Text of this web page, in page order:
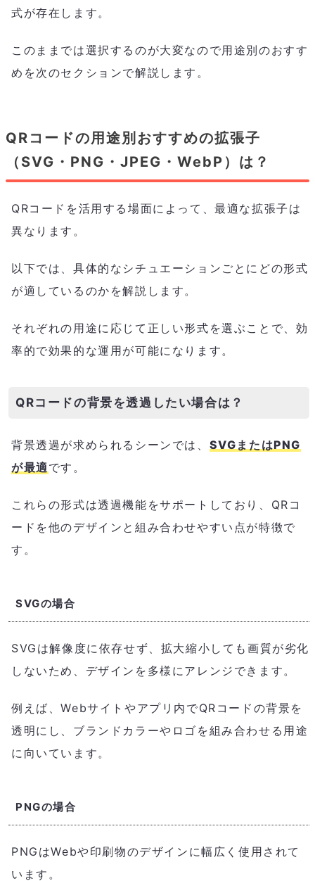
式が存在します。
このままでは選択するのが大変なので用途別のおすす
めを次のセクションで解説します。
QRコードの用途別おすすめの拡張子
（SVG・PNG・JPEG・WebP）は？
QRコードを活用する場面によって、最適な拡張子は
異なります。
以下では、具体的なシチュエーションごとにどの形式
が適しているのかを解説します。
それぞれの用途に応じて正しい形式を選ぶことで、効
率的で効果的な運用が可能になります。
QRコードの背景を透過したい場合は？
背景透過が求められるシーンでは、 SVGまたはPNG
が最適 です。
これらの形式は透過機能をサポートしており、QRコ
ードを他のデザインと組み合わせやすい点が特徴で
す。
SVGの場合
SVGは解像度に依存せず、拡大縮小しても画質が劣化
しないため、デザインを多様にアレンジできます。
例えば、Webサイトやアプリ内でQRコードの背景を
透明にし、ブランドカラーやロゴを組み合わせる用途
に向いています。
PNGの場合
PNGはWebや印刷物のデザインに幅広く使用されて
います。